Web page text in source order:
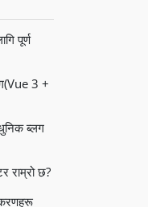
पूर्ण
3 +
ब्लग
राम्रो छ?